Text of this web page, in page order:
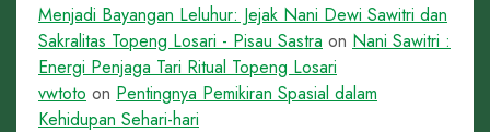
Menjadi Bayangan Leluhur: Jejak Nani Dewi Sawitri dan
Sakralitas Topeng Losari - Pisau Sastra on Nani Sawitri :
Energi Penjaga Tari Ritual Topeng Losari
vwtoto on Pentingnya Pemikiran Spasial dalam
Kehidupan Sehari-hari